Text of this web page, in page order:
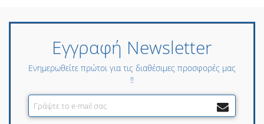
Εγγραφή Newsletter
Ενημερωθείτε πρώτοι για τις διαθέσιμες προσφορές μας
!!